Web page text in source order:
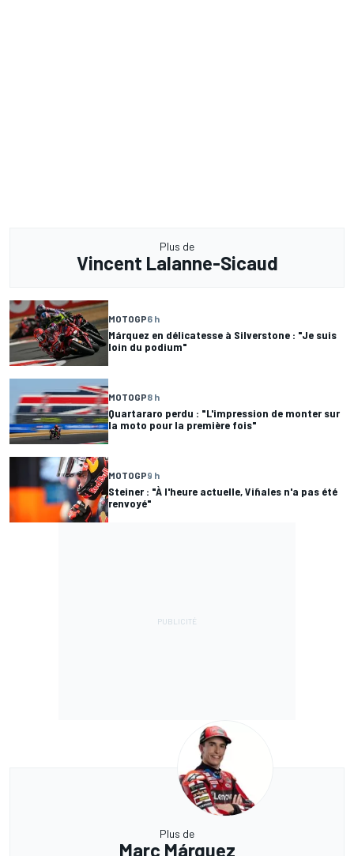
Plus de
Vincent Lalanne-Sicaud
MOTOGP6 h
Márquez en délicatesse à Silverstone : "Je suis
loin du podium"
MOTOGP8 h
Quartararo perdu : "L'impression de monter sur
la moto pour la première fois"
MOTOGP9 h
Steiner : "À l'heure actuelle, Viñales n'a pas été
renvoyé"
Plus de
Marc Márquez